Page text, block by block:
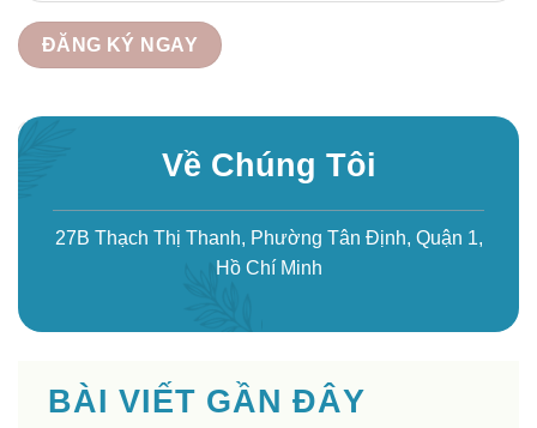
Về Chúng Tôi
27B Thạch Thị Thanh, Phường Tân Định, Quận 1,
Hồ Chí Minh
BÀI VIẾT GẦN ĐÂY